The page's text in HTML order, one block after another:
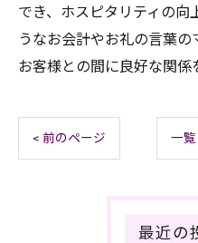
でき、ホスピタリティの向
うなお会計やお礼の言葉
お客様との間に良好な関係
< 前のページ 一
最近の